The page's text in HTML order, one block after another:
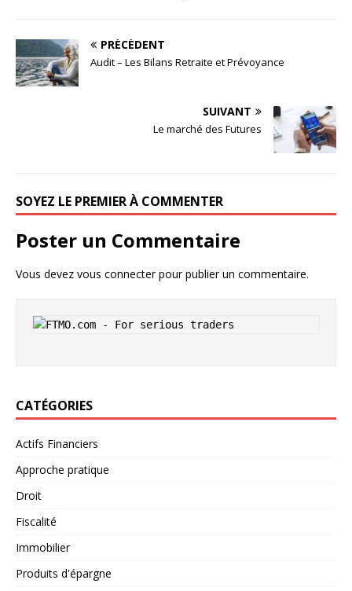
PRÉCÉDENT
Audit – Les Bilans Retraite et Prévoyance
SUIVANT
Le marché des Futures
SOYEZ LE PREMIER À COMMENTER
Poster un Commentaire
Vous devez vous connecterpour publier un commentaire.
CATÉGORIES
Actifs Financiers
Approche pratique
Droit
Fiscalité
Immobilier
Produits d'épargne